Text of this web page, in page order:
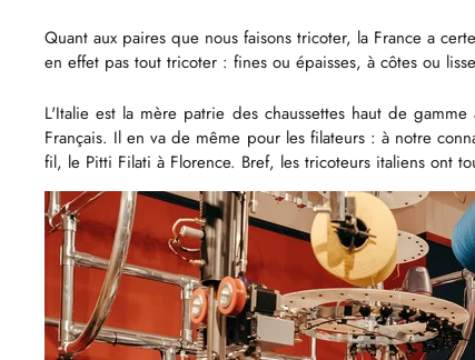
Quant aux paires que nous faisons tricoter, la France a
en effet pas tout tricoter : fines ou épaisses, à côtes ou
L'Italie est la mère patrie des chaussettes haut de
Français. Il en va de même pour les filateurs : à notre
fil, le Pitti Filati à Florence. Bref, les tricoteurs italiens ont